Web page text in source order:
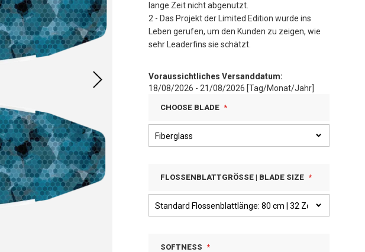
lange Zeit nicht abgenutzt.
2 - Das Projekt der Limited Edition wurde ins
Leben gerufen, um den Kunden zu zeigen, wie
sehr Leaderfins sie schätzt.
Voraussichtliches Versanddatum:
18/08/2026 - 21/08/2026 [Tag/Monat/Jahr]
CHOOSE BLADE
FLOSSENBLATTGRÖSSE | BLADE SIZE
SOFTNESS